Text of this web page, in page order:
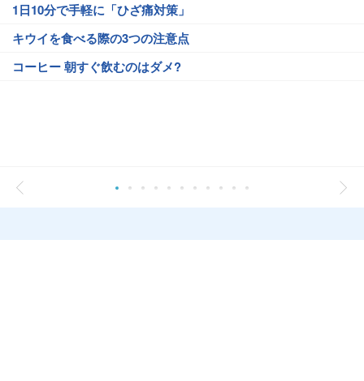
1日10分で手軽に「ひざ痛対策」
キウイを食べる際の3つの注意点
コーヒー 朝すぐ飲むのはダメ?